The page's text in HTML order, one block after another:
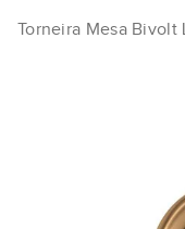
Torneira Mesa